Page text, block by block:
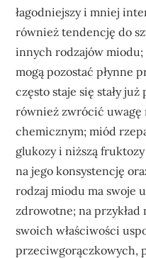
łagodniejszy i mniej
również tendencję do
innych rodzajów
mogą pozostać płynne
często staje się stały
również zwrócić uwagę
chemicznym; miód
glukozy i niższą
na jego konsystencję
rodzaj miodu ma swoje
zdrowotne; na
swoich właściwości
przeciwgorączkowych,